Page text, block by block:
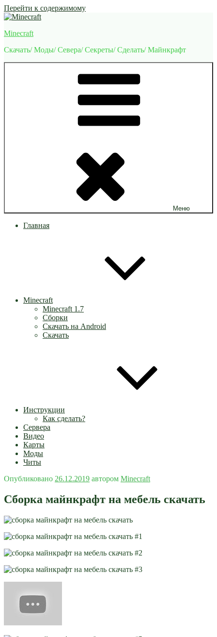
Перейти к содержимому
Minecraft
Скачать/ Моды/ Севера/ Секреты/ Сделать/ Майнкрафт
Меню
Главная
Minecraft
Minecraft 1.7
Сборки
Скачать на Android
Скачать
Инструкции
Как сделать?
Сервера
Видео
Карты
Моды
Читы
Опубликовано 26.12.2019 автором Minecraft
Сборка майнкрафт на мебель cкачать